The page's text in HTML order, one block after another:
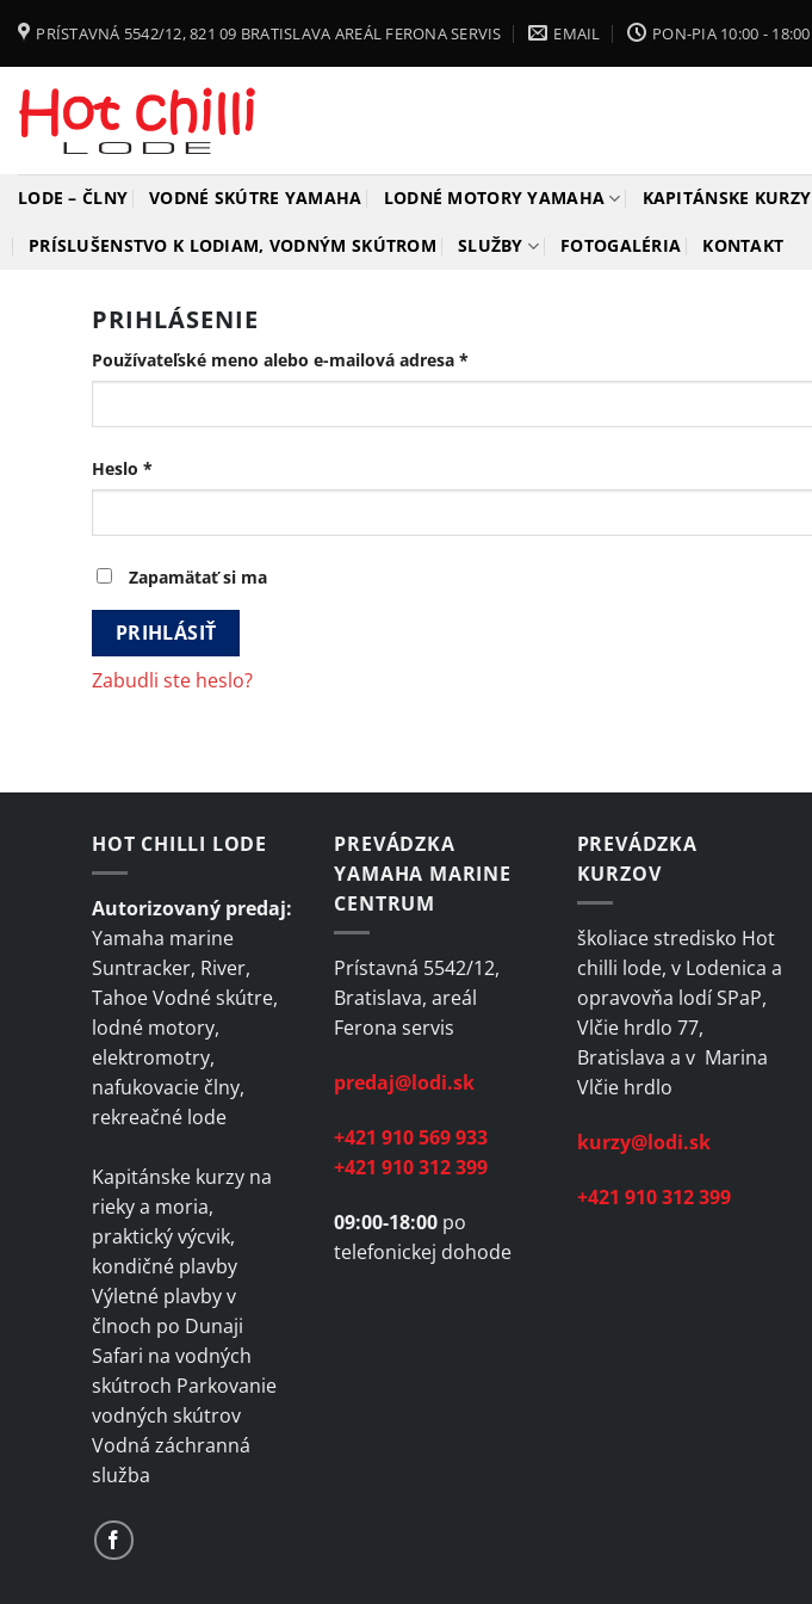
content
PRÍSTAVNÁ 5542/12, 821 09 BRATISLAVA AREÁL FERONA SERVIS EMAIL PON-PIA 10:00 - 18:00
LODE – ČLNY VODNÉ SKÚTRE YAMAHA LODNÉ MOTORY YAMAHA KAPITÁNSKE KURZY
PRÍSLUŠENSTVO K LODIAM, VODNÝM SKÚTROM SLUŽBY FOTOGALÉRIA KONTAKT
PRIHLÁSENIE
Používateľské meno alebo e-mailová adresa *Povinné
Heslo *Povinné
Zapamätať si ma
PRIHLÁSIŤ
Zabudli ste heslo?
HOT CHILLI LODE
Autorizovaný predaj:
Yamaha marine
Suntracker, River,
Tahoe Vodné skútre,
lodné motory,
elektromotry,
nafukovacie člny,
rekreačné lode
Kapitánske kurzy na
rieky a moria,
praktický výcvik,
kondičné plavby
Výletné plavby v
člnoch po Dunaji
Safari na vodných
skútroch Parkovanie
vodných skútrov
Vodná záchranná
služba
PREVÁDZKA
YAMAHA MARINE
CENTRUM
Prístavná 5542/12,
Bratislava, areál
Ferona servis
predaj@lodi.sk
+421 910 569 933
+421 910 312 399
09:00-18:00 po
telefonickej dohode
PREVÁDZKA
KURZOV
školiace stredisko Hot
chilli lode, v Lodenica a
opravovňa lodí SPaP,
Vlčie hrdlo 77,
Bratislava a v Marina
Vlčie hrdlo
kurzy@lodi.sk
+421 910 312 399